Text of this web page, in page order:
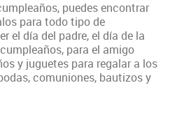
puedesencontrar
para todo tipo de
el día del padre, el día de la
para el amigo
y juguetes para regalar a los
comuniones, bautizos y